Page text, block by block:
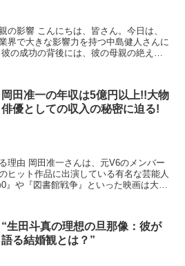
の影響 こんにちは、皆さん。今日は、
界で大きな影響力を持つ中島健人さんに
の成功の背後には、彼の母親の絶えず
岡田准一の年収は5億円以上!!大物
俳優としての収入の秘密に迫る!
理由 岡田准一さんは、元V6のメンバー
ヒット作品に出演している有名な芸能人
や『図書館戦争』といった映画は大ヒ
“生田斗真の理想の旦那像：彼が
語る結婚観とは？”